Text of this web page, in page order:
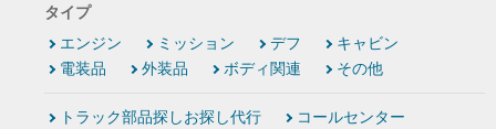
タイプ
エンジン
ミッション デフ
キャビン
電装品
外装品 ボディ関連 その他
トラック部品探しお探し代行 コールセンター